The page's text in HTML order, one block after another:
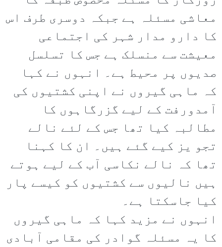
معاشی مسئلہ ہے جبکہ دوسری طرف اس
کا دارو مدار شہر کی اجتماعی
معیشت سے منسلک ہے جس کا تسلسل
صدیوں پر محیط ہے۔ انہوں نے کہا
کہ ماہی گیروں نے اپنی کشتیوں کی
آمدورفت کے لیے گزرگاہوں کا
مطالبہ کیا تھا جس کے لئے نالے
تجو یز کیے گئے ہیں۔ ان کا کہنا
تھا کہ نالے نکاسی آب کے لیے ہوتے
ہیں نالیوں سے کشتیوں کو کیسے پار
کیا جاسکتا ہے۔
انہوں نے مزید کہا کہ ماہی گیروں
کا یہ مسئلہ گوادر کی مقامی آبادی